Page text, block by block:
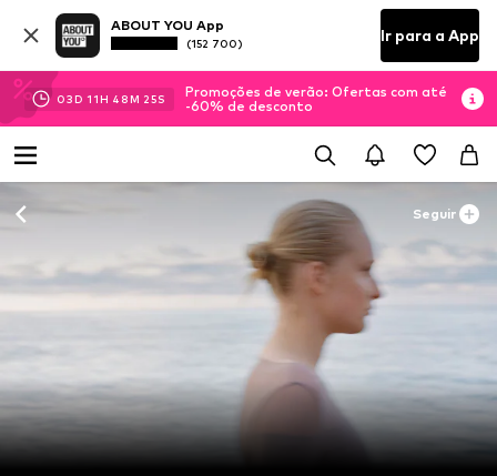
ABOUT YOU App
(152 700) Ir para a App
03D 11H 48M 24S
Promoções de verão: Ofertas com até
-60% de desconto
Seguir